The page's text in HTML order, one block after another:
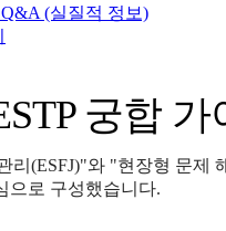
(실질적 정보)
궁합 가
리(ESFJ)"와 "현장형 문제
으로 구성했습니다.